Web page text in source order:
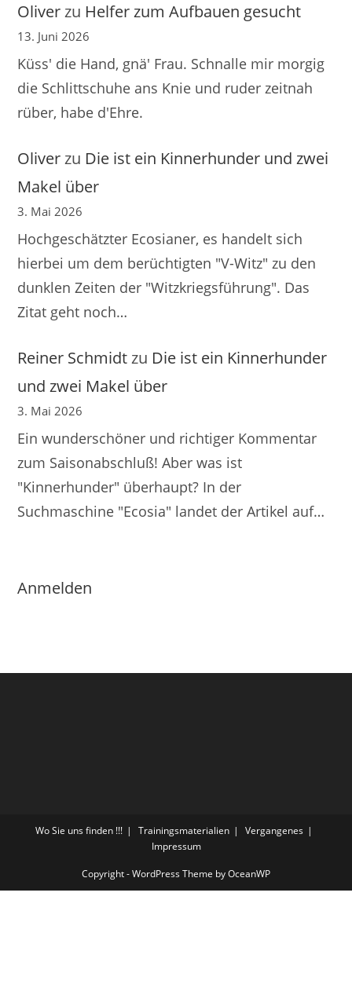
Oliverzu Helfer zum Aufbauen gesucht
13. Juni 2026
Küss' die Hand, gnä' Frau. Schnalle mir morgig
die Schlittschuhe ans Knie und ruder zeitnah
rüber, habe d'Ehre.
Oliverzu Die ist ein Kinnerhunder und zwei
Makel über
3. Mai 2026
Hochgeschätzter Ecosianer, es handelt sich
hierbei um dem berüchtigten "V-Witz" zu den
dunklen Zeiten der "Witzkriegsführung". Das
Zitat geht noch…
Reiner Schmidtzu Die ist ein Kinnerhunder
und zwei Makel über
3. Mai 2026
Ein wunderschöner und richtiger Kommentar
zum Saisonabschluß! Aber was ist
"Kinnerhunder" überhaupt? In der
Suchmaschine "Ecosia" landet der Artikel auf…
Anmelden
Wo Sie uns finden !!! Trainingsmaterialien
Vergangenes
Impressum
Copyright - WordPress Theme by OceanWP